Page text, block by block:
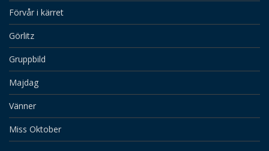
Förvår i kärret
Görlitz
Gruppbild
Majdag
Vänner
Miss Oktober